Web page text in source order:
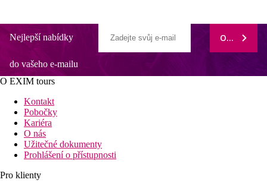
Nejlepší nabídky
do vašeho e-mailu
ODEBÍRAT
O EXIM tours
Kontakt
Pobočky
Kariéra
O nás
Užitečné dokumenty
Prohlášení o přístupnosti
Pro klienty